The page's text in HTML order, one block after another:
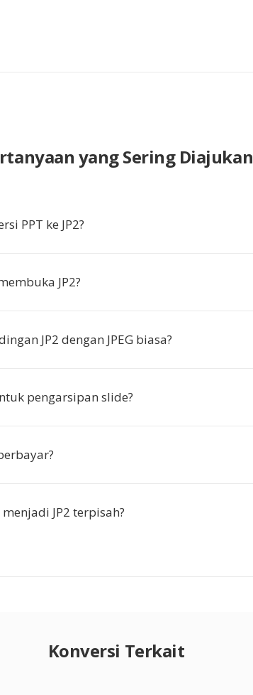
yang Sering Diajukan
PPT ke JP2?
JP2?
JP2 dengan JPEG biasa?
pengarsipan slide?
JP2 terpisah?
Konversi Terkait